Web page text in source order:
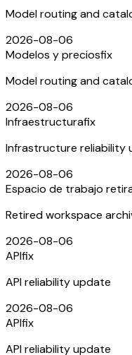
Model routing and
2026-08-06
Modelos y preciosfix
Model routing and
2026-08-06
Infraestructurafix
Infrastructure reliability
2026-08-06
Espacio de trabajo
Retired workspace
2026-08-06
APIfix
API reliability update
2026-08-06
APIfix
API reliability update